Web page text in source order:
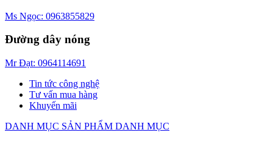
Ms Ngọc: 0963855829
Đường dây nóng
Mr Đạt: 0964114691
Tin tức công nghệ
Tư vấn mua hàng
Khuyến mãi
DANH MỤC SẢN PHẨM DANH MỤC